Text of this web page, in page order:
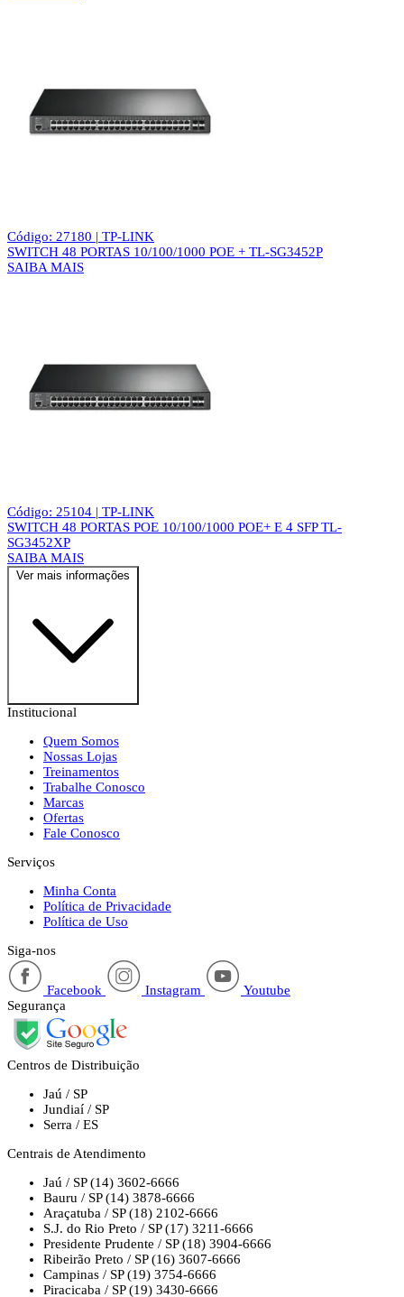
Código: 27180 | TP-LINK
SWITCH 48 PORTAS 10/100/1000 POE + TL-SG3452P
SAIBA MAIS
Código: 25104 | TP-LINK
SWITCH 48 PORTAS POE 10/100/1000 POE+ E 4 SFP TL-
SG3452XP
SAIBA MAIS
Ver mais informações
Institucional
Quem Somos
Nossas Lojas
Treinamentos
Trabalhe Conosco
Marcas
Ofertas
Fale Conosco
Serviços
Minha Conta
Política de Privacidade
Política de Uso
Siga-nos
Facebook Instagram
Youtube
Segurança
Centros de Distribuição
Jaú / SP
Jundiaí / SP
Serra / ES
Centrais de Atendimento
Jaú / SP (14) 3602-6666
Bauru / SP (14) 3878-6666
Araçatuba / SP (18) 2102-6666
S.J. do Rio Preto / SP (17) 3211-6666
Presidente Prudente / SP (18) 3904-6666
Ribeirão Preto / SP (16) 3607-6666
Campinas / SP (19) 3754-6666
Piracicaba / SP (19) 3430-6666